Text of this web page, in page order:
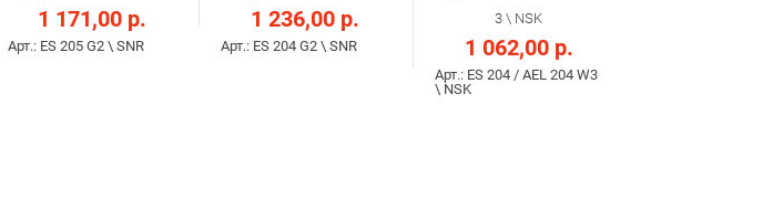
1 171,00 р.
Арт.: ES 205 G2 \ SNR
1 236,00 р.
Арт.: ES 204 G2 \ SNR
3 \ NSK
1 062,00 р.
Арт.: ES 204 / AEL 204 W3
\ NSK